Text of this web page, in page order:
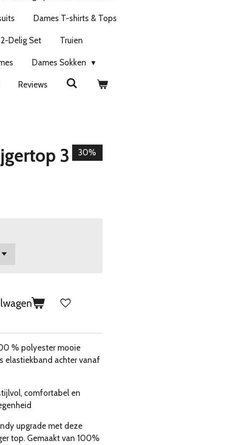
Dames T-shirts & Tops
Delig Set Truien
Dames Sokken
Reviews
3 30%
% polyester mooie
elastiekband achter vanaf
comfortabel en
upgrade met deze
top. Gemaakt van 100%